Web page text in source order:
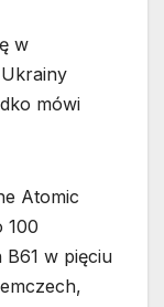
w
mówi
Atomic
100
w pięciu